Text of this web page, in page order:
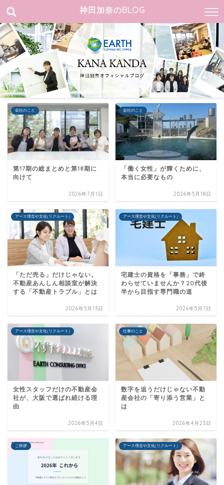
神田加奈のBLOG
会社のこと
第17期の総まとめと第18期に
向けて
2026年7月1日
会社のこと
「働く女性」が輝くために、
本当に必要なもの
2026年5月18日
アース理念や文化(リクルート)
「ただ売る」だけじゃない。
不動産あんしん相談室が解決
する「不動産トラブル」とは
2026年5月13日
アース理念や文化(リクルート)
宅建士の資格を「事務」で終
わらせていませんか？20代後
半から目指す専門職の道
2026年5月7日
アース理念や文化(リクルート)
女性スタッフだけの不動産会
社が、大阪で選ばれ続ける理
由
2026年5月4日
仕事のこと
数字を追うだけじゃない不動
産会社の「寄り添う営業」と
は
2026年4月23日
ご挨拶 アース理念や文化(リクルート)